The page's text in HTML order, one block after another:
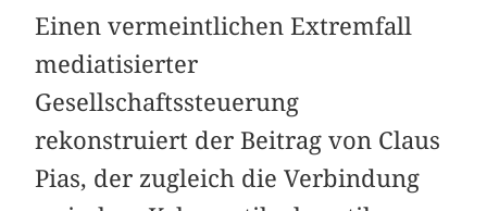
Einen vermeintlichen Extremfall
mediatisierter
Gesellschaftssteuerung
rekonstruiert der Beitrag von Claus
Pias, der zugleich die Verbindung